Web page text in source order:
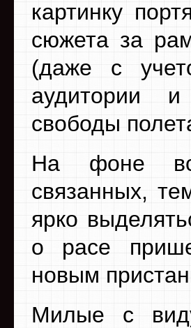
картинку
сюжета за
(даже с
аудитории
свободы
На фоне
связанных,
ярко
о расе
новым
Милые с